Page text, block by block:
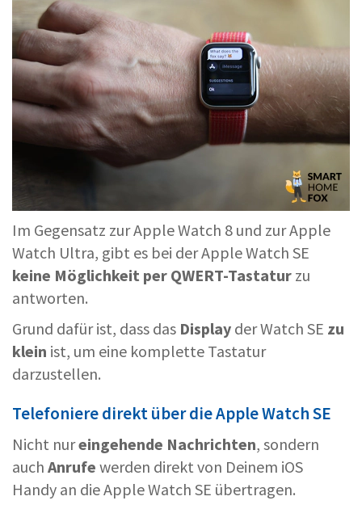
Im Gegensatz zur Apple Watch 8 und zur Apple
Watch Ultra, gibt es bei der Apple Watch SE
keine Möglichkeit per QWERT-Tastatur zu
antworten.
Grund dafür ist, dass das Display der Watch SE zu
klein ist, um eine komplette Tastatur
darzustellen.
Telefoniere direkt über die Apple Watch SE
Nicht nureingehende Nachrichten, sondern
auch Anrufe werden direkt von Deinem iOS
Handy an die Apple Watch SE übertragen.